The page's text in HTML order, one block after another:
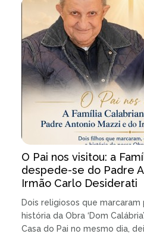
O Pai nos visitou: a
despede-se do Padre
Irmão Carlo Desiderati
Dois religiosos que
história da Obra ‘Dom
Casa do Pai no mesmo dia,